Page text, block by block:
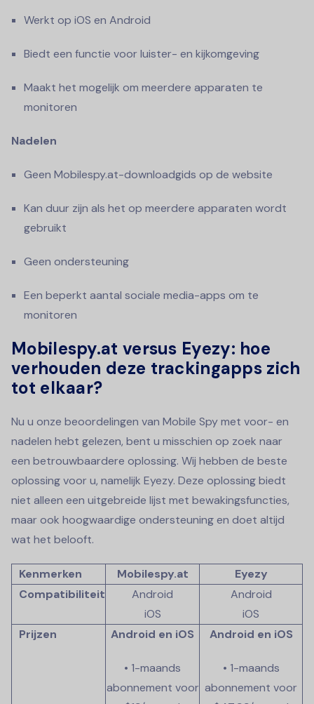
Werkt op iOS en Android
Biedt een functie voor luister- en kijkomgeving
Maakt het mogelijk om meerdere apparaten te
monitoren
Nadelen
Geen Mobilespy.at-downloadgids op de website
Kan duur zijn als het op meerdere apparaten wordt
gebruikt
Geen ondersteuning
Een beperkt aantal sociale media-apps om te
monitoren
Mobilespy.at versus Eyezy: hoe
verhouden deze trackingapps zich
tot elkaar?
Nu u onze beoordelingen van Mobile Spy met voor- en
nadelen hebt gelezen, bent u misschien op zoek naar
een betrouwbaardere oplossing. Wij hebben de beste
oplossing voor u, namelijk Eyezy. Deze oplossing biedt
niet alleen een uitgebreide lijst met bewakingsfuncties,
maar ook hoogwaardige ondersteuning en doet altijd
wat het belooft.
Kenmerken Mobilespy.at
Eyezy
Compatibiliteit
Android
iOS
Android
iOS
Prijzen
Android en iOS
• 1-maands
abonnement voor
Android en iOS
• 1-maands
abonnement voor